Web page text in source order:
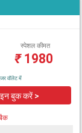
स्पेशल कीमत
₹1980
वॉलेट में
बुक करें >